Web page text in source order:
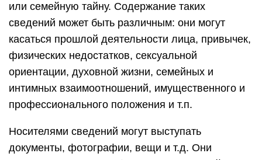
или семейную тайну. Содержание таких
сведений может быть различным: они могут
касаться прошлой деятельности лица, привычек,
физических недостатков, сексуальной
ориентации, духовной жизни, семейных и
интимных взаимоотношений, имущественного и
профессионального положения и т.п.
Носителями сведений могут выступать
документы, фотографии, вещи и т.д. Они